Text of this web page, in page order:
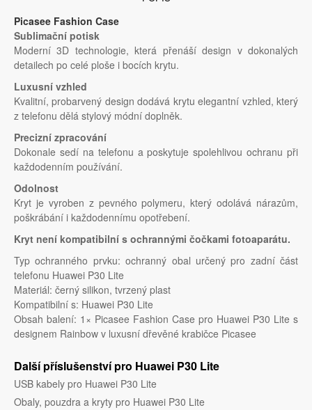
Picasee Fashion Case
Sublimační potisk
Moderní 3D technologie, která přenáší design v dokonalých
detailech po celé ploše i bocích krytu.
Luxusní vzhled
Kvalitní, probarvený design dodává krytu elegantní vzhled, který
z telefonu dělá stylový módní doplněk.
Precizní zpracování
Dokonale sedí na telefonu a poskytuje spolehlivou ochranu při
každodenním používání.
Odolnost
Kryt je vyroben z pevného polymeru, který odolává nárazům,
poškrábání i každodennímu opotřebení.
Kryt není kompatibilní s ochrannými čočkami fotoaparátu.
Typ ochranného prvku: ochranný obal určený pro zadní část
telefonu Huawei P30 Lite
Materiál: černý silikon, tvrzený plast
Kompatibilní s: Huawei P30 Lite
Obsah balení: 1× Picasee Fashion Case pro Huawei P30 Lite s
designem Rainbow v luxusní dřevěné krabičce Picasee
Další příslušenství pro Huawei P30 Lite
USB kabely pro Huawei P30 Lite
Obaly, pouzdra a kryty pro Huawei P30 Lite